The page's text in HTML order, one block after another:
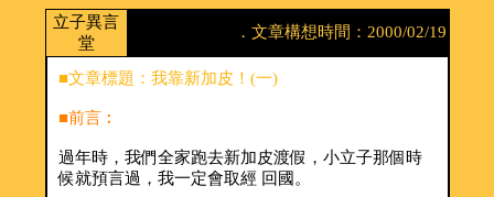
立子異言
堂
．文章構想時間：2000/02/19
■文章標題：我靠新加皮！(一)
■前言︰
過年時，我們全家跑去新加皮渡假，小立子那個時
候就預言過，我一定會取經 回國。